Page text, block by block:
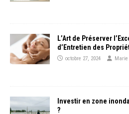
L’Art de Préserver
d’Entretien des
octobre 27, 2024 Marie
Investir en zone
?